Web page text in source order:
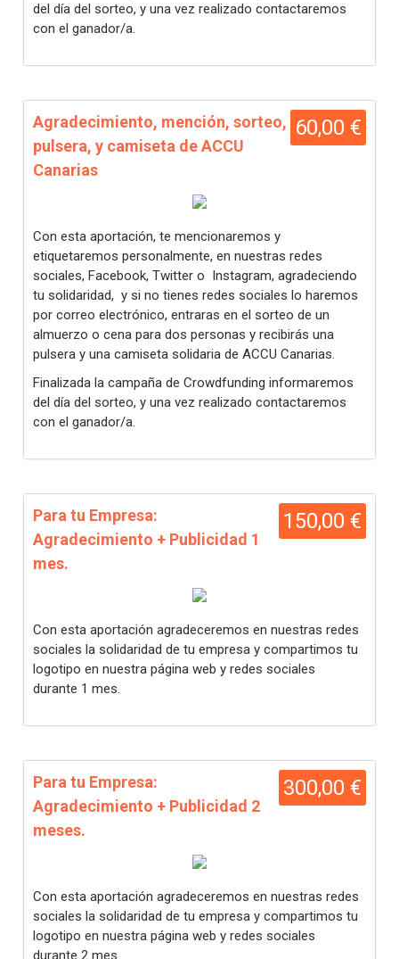
del día del sorteo, y una vez realizado contactaremos
con el ganador/a.
60,00 €
Agradecimiento, mención, sorteo,
pulsera, y camiseta de ACCU
Canarias
Con esta aportación, te mencionaremos y
etiquetaremos personalmente, en nuestras redes
sociales, Facebook, Twitter o Instagram, agradeciendo
tu solidaridad, y si no tienes redes sociales lo haremos
por correo electrónico, entraras en el sorteo de un
almuerzo o cena para dos personas y recibirás una
pulsera y una camiseta solidaria de ACCU Canarias.
Finalizada la campaña de Crowdfunding informaremos
del día del sorteo, y una vez realizado contactaremos
con el ganador/a.
150,00 €
Para tu Empresa:
Agradecimiento + Publicidad 1
mes.
Con esta aportación agradeceremos en nuestras redes
sociales la solidaridad de tu empresa y compartimos tu
logotipo en nuestra página web y redes sociales
durante 1 mes.
300,00 €
Para tu Empresa:
Agradecimiento + Publicidad 2
meses.
Con esta aportación agradeceremos en nuestras redes
sociales la solidaridad de tu empresa y compartimos tu
logotipo en nuestra página web y redes sociales
durante 2 mes.